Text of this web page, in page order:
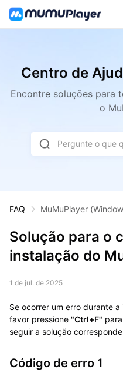
Centro de
Encontre soluções para
o
Pergunte o que
FAQ MuMuPlayer
Solução para o
instalação do
1 de jul. de 2025
Se ocorrer um erro durante
favor pressione "Ctrl+F"
seguir a solução
Código de erro 1